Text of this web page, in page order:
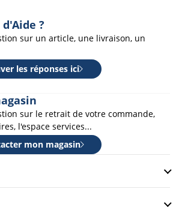
?
sur un article, une livraison, un
les réponses ici
sur le retrait de votre commande,
l'espace services...
mon magasin